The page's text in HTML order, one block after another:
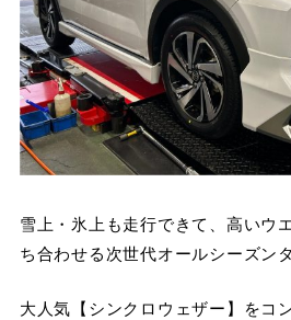
雪上・氷上も走行できて、高いウ
ち合わせる次世代オールシーズン
大人気【シンクロウェザー】をコ